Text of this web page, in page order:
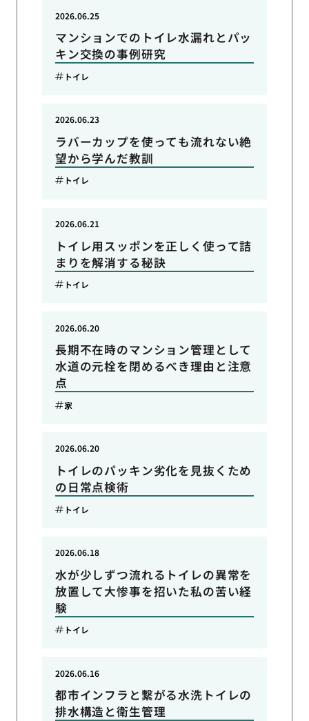
マンションでのトイレ水漏れとパッ
キン交換の事例研究
2026.06.25
トイレ
ラバーカップを使っても流れない絶
望から学んだ教訓
2026.06.23
トイレ
トイレ用スッポンを正しく使って詰
まりを解消する秘訣
2026.06.21
トイレ
長期不在時のマンション管理として
水道の元栓を閉めるべき理由と注意
点
2026.06.20
家
トイレのパッキン劣化を見抜くため
の日常点検術
2026.06.20
トイレ
水が少しずつ流れるトイレの異常を
放置して大惨事を招いた私の苦い経
験
2026.06.18
トイレ
都市インフラと繋がる水洗トイレの
排水構造と衛生管理
2026.06.16